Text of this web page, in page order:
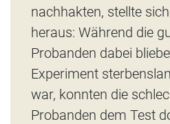
nachhakten, stellte
heraus: Während die
Probanden dabei
Experiment
war, konnten die
Probanden dem Test